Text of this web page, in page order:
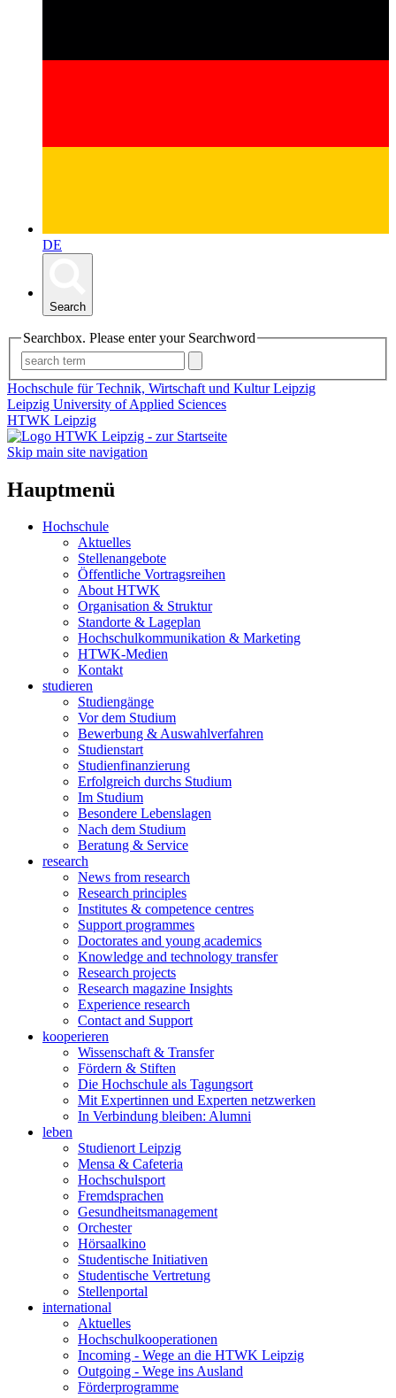
DE
Search
Searchbox. Please enter your Searchword
Hochschule für Technik, Wirtschaft und Kultur Leipzig
Leipzig University of Applied Sciences
HTWK Leipzig
Skip main site navigation
Hauptmenü
Hochschule
Aktuelles
Stellenangebote
Öffentliche Vortragsreihen
About HTWK
Organisation & Struktur
Standorte & Lageplan
Hochschulkommunikation & Marketing
HTWK-Medien
Kontakt
studieren
Studiengänge
Vor dem Studium
Bewerbung & Auswahlverfahren
Studienstart
Studienfinanzierung
Erfolgreich durchs Studium
Im Studium
Besondere Lebenslagen
Nach dem Studium
Beratung & Service
research
News from research
Research principles
Institutes & competence centres
Support programmes
Doctorates and young academics
Knowledge and technology transfer
Research projects
Research magazine Insights
Experience research
Contact and Support
kooperieren
Wissenschaft & Transfer
Fördern & Stiften
Die Hochschule als Tagungsort
Mit Expertinnen und Experten netzwerken
In Verbindung bleiben: Alumni
leben
Studienort Leipzig
Mensa & Cafeteria
Hochschulsport
Fremdsprachen
Gesundheitsmanagement
Orchester
Hörsaalkino
Studentische Initiativen
Studentische Vertretung
Stellenportal
international
Aktuelles
Hochschulkooperationen
Incoming - Wege an die HTWK Leipzig
Outgoing - Wege ins Ausland
Förderprogramme